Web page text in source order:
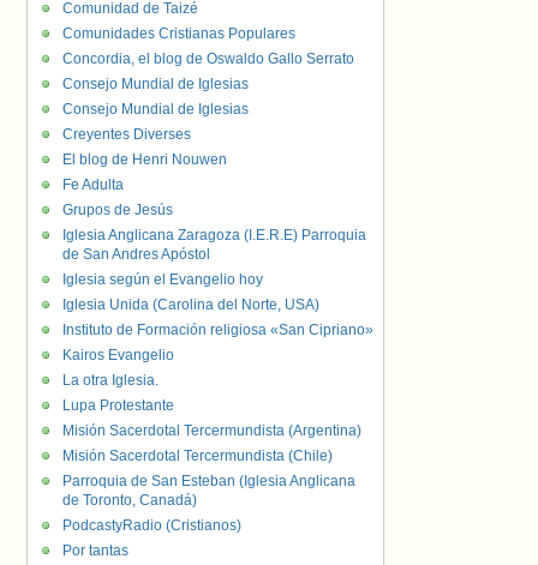
Comunidad de Taizé
Comunidades Cristianas Populares
Concordia, el blog de Oswaldo Gallo Serrato
Consejo Mundial de Iglesias
Consejo Mundial de Iglesias
Creyentes Diverses
El blog de Henri Nouwen
Fe Adulta
Grupos de Jesús
Iglesia Anglicana Zaragoza (I.E.R.E) Parroquia
de San Andres Apóstol
Iglesia según el Evangelio hoy
Iglesia Unida (Carolina del Norte, USA)
Instituto de Formación religiosa «San Cipriano»
Kairos Evangelio
La otra Iglesia.
Lupa Protestante
Misión Sacerdotal Tercermundista (Argentina)
Misión Sacerdotal Tercermundista (Chile)
Parroquia de San Esteban (Iglesia Anglicana
de Toronto, Canadá)
PodcastyRadio (Cristianos)
Por tantas